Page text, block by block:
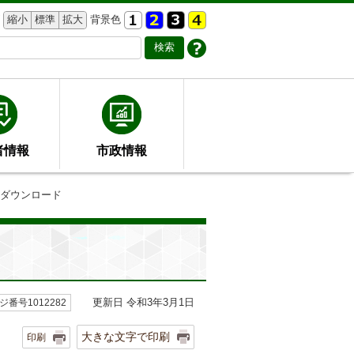
縮小 標準 拡大 背景色
情報 市政情報
ウンロード
番号1012282 更新日 令和3年3月1日
印刷 大きな文字で印刷